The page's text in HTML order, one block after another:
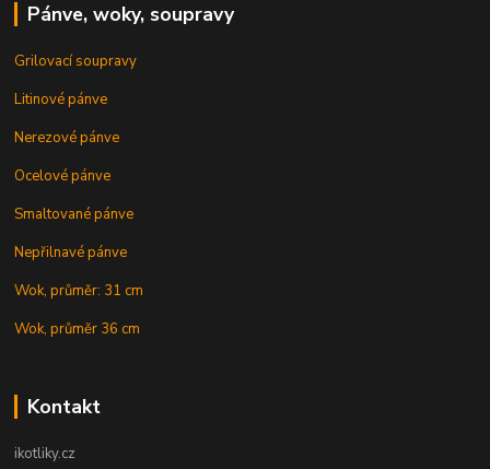
Pánve, woky, soupravy
Grilovací soupravy
Litinové pánve
Nerezové pánve
Ocelové pánve
Smaltované pánve
Nepřilnavé pánve
Wok, průměr: 31 cm
Wok, průměr 36 cm
Kontakt
ikotliky.cz